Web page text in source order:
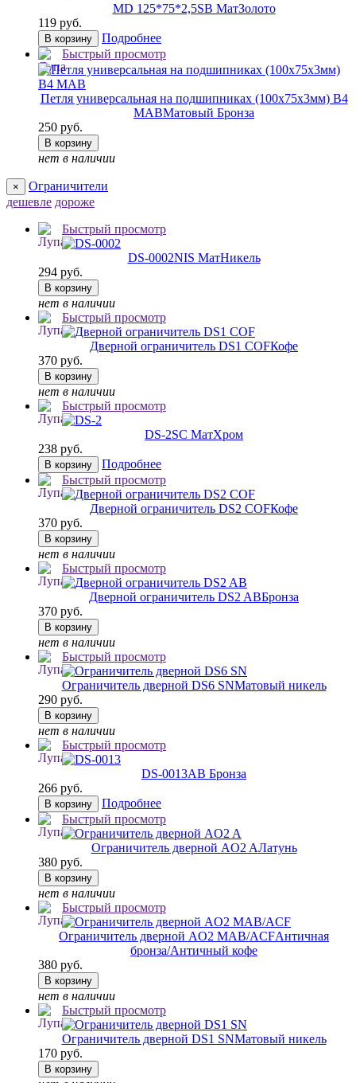
MD 125*75*2,5SB МатЗолото
119 руб.
В корзину
Подробнее
Быстрый просмотр
Петля универсальная на подшипниках (100х75х3мм) B4
MABМатовый Бронза
250 руб.
В корзину
нет в наличии
×
Ограничители
дешевле дороже
Быстрый просмотр
DS-0002NIS МатНикель
294 руб.
В корзину
нет в наличии
Быстрый просмотр
Дверной ограничитель DS1 COFКофе
370 руб.
В корзину
нет в наличии
Быстрый просмотр
DS-2SC МатХром
238 руб.
В корзину
Подробнее
Быстрый просмотр
Дверной ограничитель DS2 COFКофе
370 руб.
В корзину
нет в наличии
Быстрый просмотр
Дверной ограничитель DS2 ABБронза
370 руб.
В корзину
нет в наличии
Быстрый просмотр
Ограничитель дверной DS6 SNМатовый никель
290 руб.
В корзину
нет в наличии
Быстрый просмотр
DS-0013AB Бронза
266 руб.
В корзину
Подробнее
Быстрый просмотр
Ограничитель дверной AO2 AЛатунь
380 руб.
В корзину
нет в наличии
Быстрый просмотр
Ограничитель дверной AO2 MAB/ACFАнтичная
бронза/Античный кофе
380 руб.
В корзину
нет в наличии
Быстрый просмотр
Ограничитель дверной DS1 SNМатовый никель
170 руб.
В корзину